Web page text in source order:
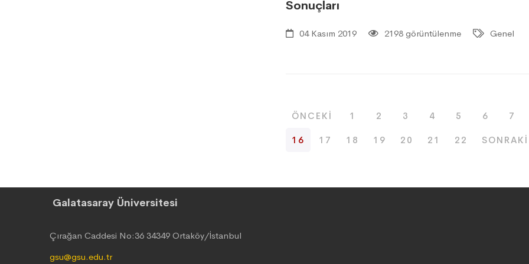
Sonuçları
04 Kasım 2019 2198 görüntülenme Genel
ÖNCEKI 1 2 3 4 5 6 7
16 17 18 19 20 21 22 SONRAKI
Galatasaray Üniversitesi
Çırağan Caddesi No:36 34349 Ortaköy/İstanbul
gsu@gsu.edu.tr